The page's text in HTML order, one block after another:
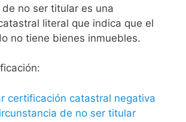
no ser titular es una
literal que indica que el
no tiene bienes inmuebles.
certificación catastral negativa
de no ser titular